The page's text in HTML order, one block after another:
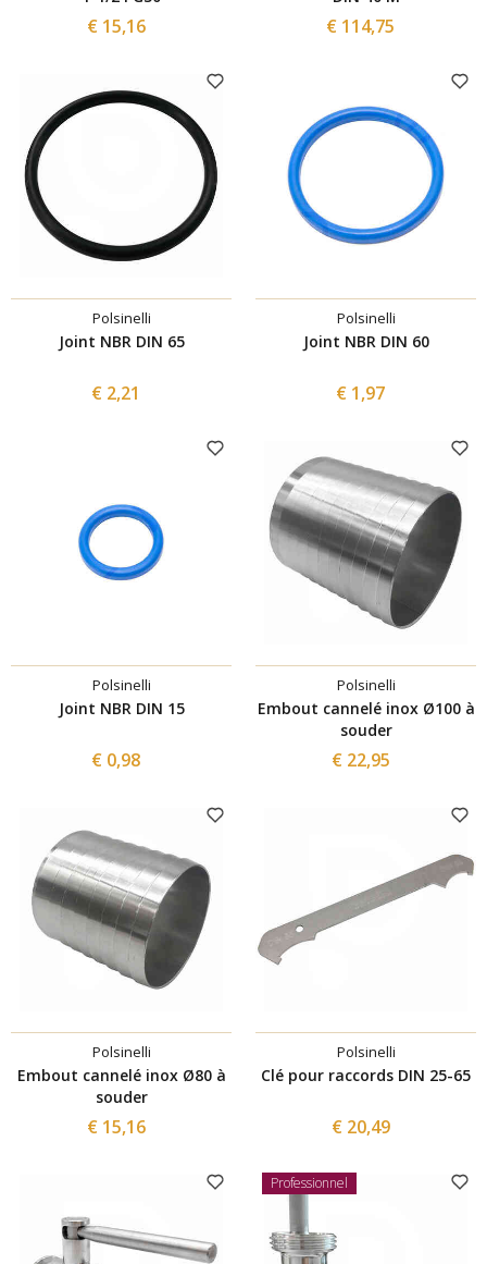
€ 15,16 € 114,75
Polsinelli
Joint NBR DIN 65
€ 2,21
Polsinelli
Joint NBR DIN 60
€ 1,97
Polsinelli
Joint NBR DIN 15
€ 0,98
Polsinelli
Embout cannelé inox Ø100 à
souder
€ 22,95
Polsinelli
Embout cannelé inox Ø80 à
souder
€ 15,16
Polsinelli
Clé pour raccords DIN 25-65
€ 20,49
Professionnel